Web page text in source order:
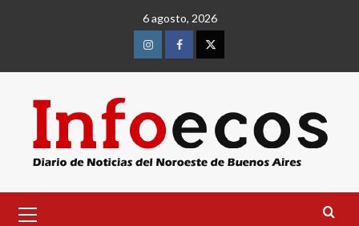
6 agosto, 2026
InstagramFacebookTwitter
primario